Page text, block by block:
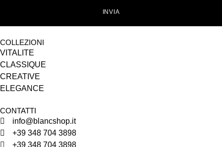
INVIA
COLLEZIONI
VITALITE
CLASSIQUE
CREATIVE
ELEGANCE
CONTATTI
info@blancshop.it
+39 348 704 3898
+39 348 704 3898